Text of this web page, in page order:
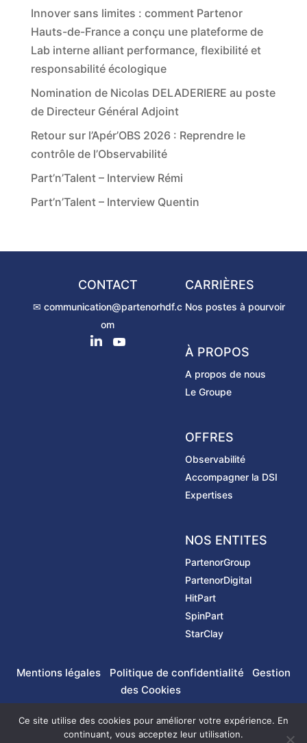
Innover sans limites : comment Partenor
Hauts-de-France a conçu une plateforme de
Lab interne alliant performance, flexibilité et
responsabilité écologique
Nomination de Nicolas DELADERIERE au poste
de Directeur Général Adjoint
Retour sur l’Apér’OBS 2026 : Reprendre le
contrôle de l’Observabilité
Part’n’Talent – Interview Rémi
Part’n’Talent – Interview Quentin
CONTACT
✉ communication@partenorhdf.c
om
CARRIÈRES
Nos postes à pourvoir
À PROPOS
A propos de nous
Le Groupe
OFFRES
Observabilité
Accompagner la DSI
Expertises
NOS ENTITES
PartenorGroup
PartenorDigital
HitPart
SpinPart
StarClay
Mentions légales Politique de confidentialité
Gestion
des Cookies
Ce site utilise des cookies pour améliorer votre expérience. En
continuant, vous acceptez leur utilisation.